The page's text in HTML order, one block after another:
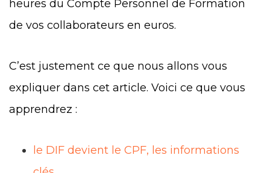
heures du Compte Personnel de Formation
de vos collaborateurs en euros.
C’est justement ce que nous allons vous
expliquer dans cet article. Voici ce que vous
apprendrez :
le DIF devient le CPF, les informations